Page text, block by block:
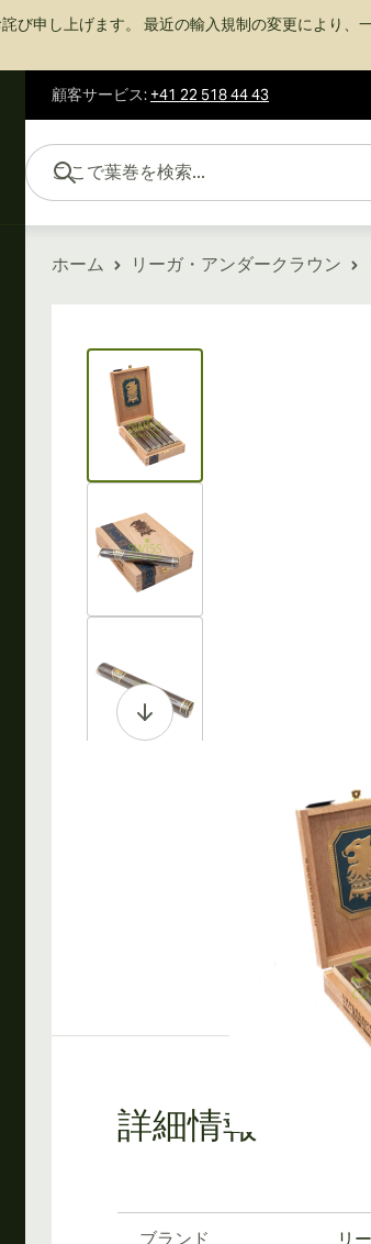
び申し上げます。 最近の輸入規制の変更により、
顧客サービス:+41 22 518 44 43
ここで葉巻を検索...
ホーム リーガ・アンダークラウン
View larger image
詳細情報
ブランド リ